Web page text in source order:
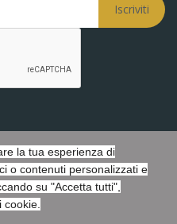
Iscriviti
- P.IVA 05548440873 - Tutti i
by Febosoft
la tua esperienza di
o contenuti personalizzati e
su "Accetta tutti",